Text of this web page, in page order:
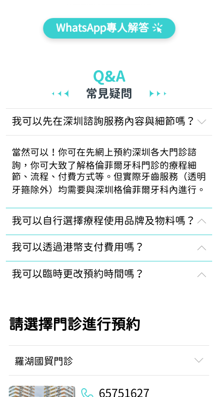
WhatsApp專人解答
我可以先在深圳諮詢服務內容與細節嗎？
當然可以！你可在先網上預約深圳各大門診諮
詢，你可大致了解格倫菲爾牙科門診的療程細
節、流程、付費方式等。但實際牙齒服務（透明
牙箍除外）均需要與深圳格倫菲爾牙科內進行。
我可以自行選擇療程使用品牌及物料嗎？
我可以透過港幣支付費用嗎？
我可以臨時更改預約時間嗎？
請選擇門診進行預約
羅湖國貿門診
65751627